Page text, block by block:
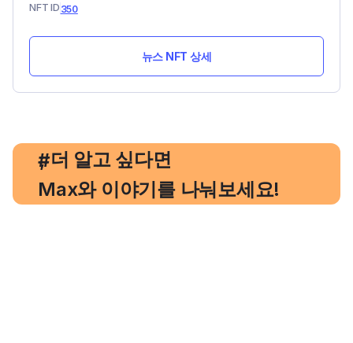
NFT ID 350
뉴스 NFT 상세
#
, 더 알고 싶다면
Max와 이야기를 나눠보세요!